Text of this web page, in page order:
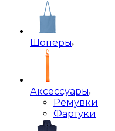
Шоперы
Аксессуары
Ремувки
Фартуки